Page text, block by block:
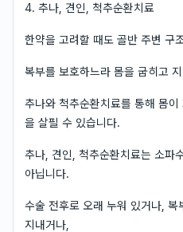
4. 추나, 견인, 척추순환치료
한약을 고려할 때도 골반 주변 구
복부를 보호하느라 몸을 굽히고
추나와 척추순환치료를 통해 몸
을 살필 수 있습니다.
추나, 견인, 척추순환치료는 소파
아닙니다.
수술 전후로 오래 누워 있거나, 복
지내거나,